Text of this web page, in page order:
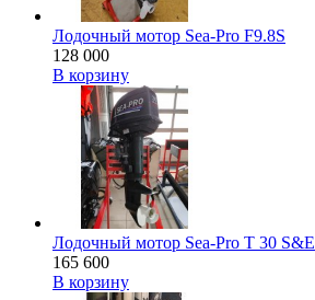
Лодочный мотор Sea-Pro F9.8S
128 000
В корзину
Лодочный мотор Sea-Pro T 30 S&E
165 600
В корзину